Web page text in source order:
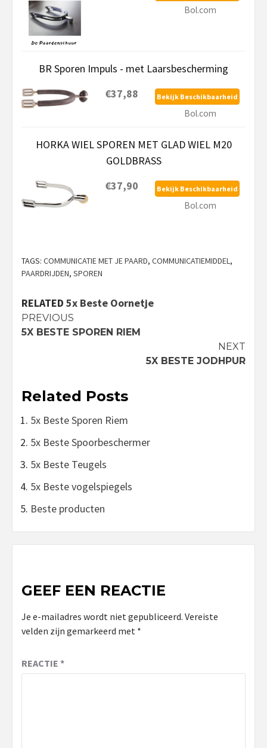
Bol.com
BR Sporen Impuls - met Laarsbescherming
€37,88
Bekijk Beschikbaarheid
Bol.com
HORKA WIEL SPOREN MET GLAD WIEL M20
GOLDBRASS
€37,90
Bekijk Beschikbaarheid
Bol.com
TAGS: COMMUNICATIE MET JE PAARD, COMMUNICATIEMIDDEL,
PAARDRIJDEN, SPOREN
RELATED 5x Beste Oornetje
Continue
PREVIOUS
5X BESTE SPOREN RIEM
NEXT
5X BESTE JODHPUR
Related Posts
5x Beste Sporen Riem
5x Beste Spoorbeschermer
5x Beste Teugels
5x Beste vogelspiegels
Beste producten
GEEF EEN REACTIE
Je e-mailadres wordt niet gepubliceerd. Vereiste
velden zijn gemarkeerd met *
REACTIE *